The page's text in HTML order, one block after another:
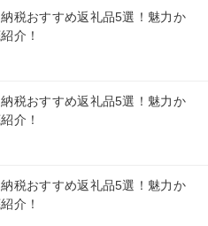
税おすすめ返礼品5選！魅力か
介！
税おすすめ返礼品5選！魅力か
介！
税おすすめ返礼品5選！魅力か
介！